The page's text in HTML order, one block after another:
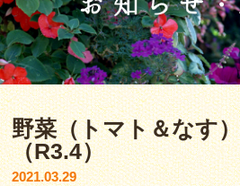
野菜（トマト＆なす
（R3.4）
2021.03.29